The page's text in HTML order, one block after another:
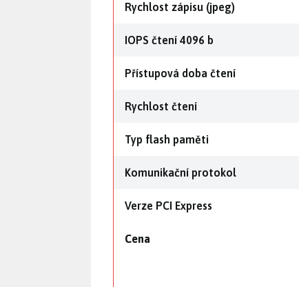
Rychlost zápisu (jpeg)
IOPS čtení 4096 b
Přístupová doba čtení
Rychlost čtení
Typ flash paměti
Komunikační protokol
Verze PCI Express
Cena